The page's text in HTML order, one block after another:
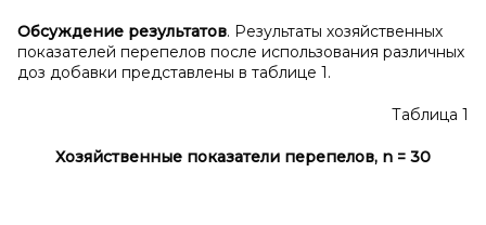
Обсуждение результатов. Результаты хозяйственных
показателей перепелов после использования различных
доз добавки представлены в таблице 1.
Таблица 1
Хозяйственные показатели перепелов, n = 30